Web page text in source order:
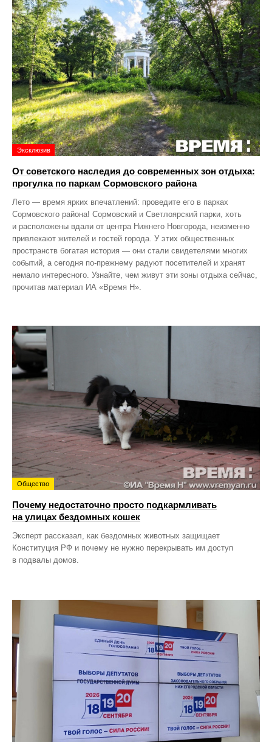
Эксклюзив
От советского наследия до современных зон отдыха:
прогулка по паркам Сормовского района
Лето — время ярких впечатлений: проведите его в парках
Сормовского района! Сормовский и Светлоярский парки, хоть
и расположены вдали от центра Нижнего Новгорода, неизменно
привлекают жителей и гостей города. У этих общественных
пространств богатая история — они стали свидетелями многих
событий, а сегодня по‑прежнему радуют посетителей и хранят
немало интересного. Узнайте, чем живут эти зоны отдыха сейчас,
прочитав материал ИА «Время Н».
Общество
Почему недостаточно просто подкармливать
на улицах бездомных кошек
Эксперт рассказал, как бездомных животных защищает
Конституция РФ и почему не нужно перекрывать им доступ
в подвалы домов.